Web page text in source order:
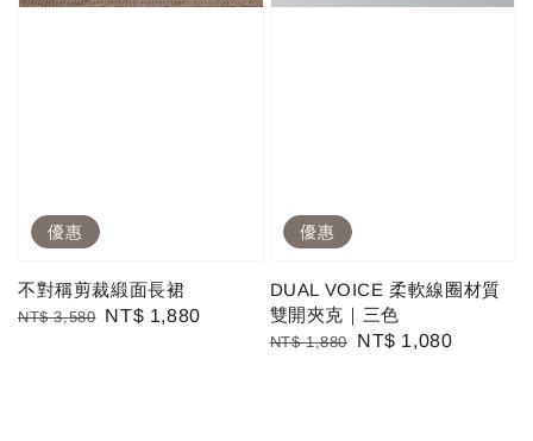
優惠
不對稱剪裁緞面長裙
Regular
NT$ 3,580 Sale
NT$ 1,880
優惠
DUAL VOICE 柔軟線圈材質
雙開夾克｜三色
Regular
NT$ 1,880
Sale
NT$ 1,080